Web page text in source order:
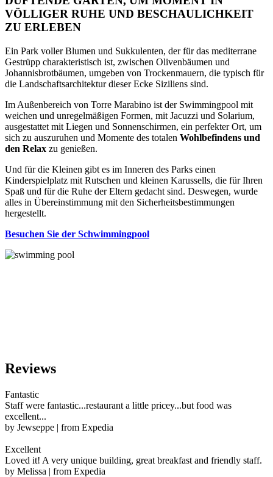
VÖLLIGER RUHE UND BESCHAULICHKEIT
ZU ERLEBEN
Ein Park voller Blumen und Sukkulenten, der für das mediterrane
Gestrüpp charakteristisch ist, zwischen Olivenbäumen und
Johannisbrotbäumen, umgeben von Trockenmauern, die typisch für
die Landschaftsarchitektur dieser Ecke Siziliens sind.
Im Außenbereich von Torre Marabino ist der Swimmingpool mit
weichen und unregelmäßigen Formen, mit Jacuzzi und Solarium,
ausgestattet mit Liegen und Sonnenschirmen, ein perfekter Ort, um
sich zu auszuruhen und Momente des totalen Wohlbefindens und
den Relax zu genießen.
Und für die Kleinen gibt es im Inneren des Parks einen
Kinderspielplatz mit Rutschen und kleinen Karussells, die für Ihren
Spaß und für die Ruhe der Eltern gedacht sind. Deswegen, wurde
alles in Übereinstimmung mit den Sicherheitsbestimmungen
hergestellt.
Besuchen Sie der Schwimmingpool
Reviews
Fantastic
Staff were fantastic...restaurant a little pricey...but food was
excellent...
by Jewseppe | from Expedia
Excellent
Loved it! A very unique building, great breakfast and friendly staff.
by Melissa | from Expedia